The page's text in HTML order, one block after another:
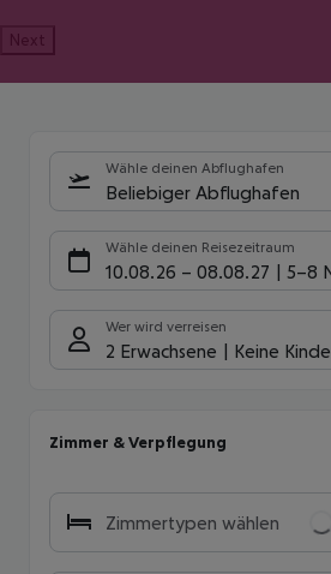
Next
Wähle deinen Abflughafen
Beliebiger Abflughafen
Wähle deinen Reisezeitraum
10.08.26 – 08.08.27 5-8
Wer wird verreisen
2 Erwachsene Keine
Zimmer & Verpflegung
Zimmertypen wählen